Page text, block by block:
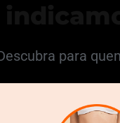
para